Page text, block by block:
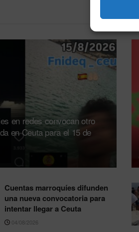
en redes convocan otro
en Ceuta para el 15 de
Cuentas marroquíes difunden
una nueva convocatoria para
intentar llegar a Ceuta
04/08/2026